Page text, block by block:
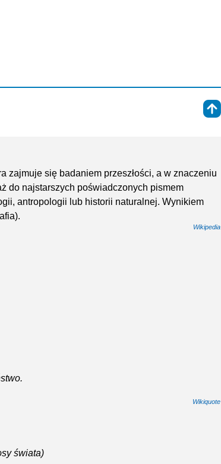
zajmuje się badaniem przeszłości, a w znaczeniu
do najstarszych poświadczonych pismem
antropologii lub historii naturalnej. Wynikiem
Wikipedia
Wikiquote
świata)